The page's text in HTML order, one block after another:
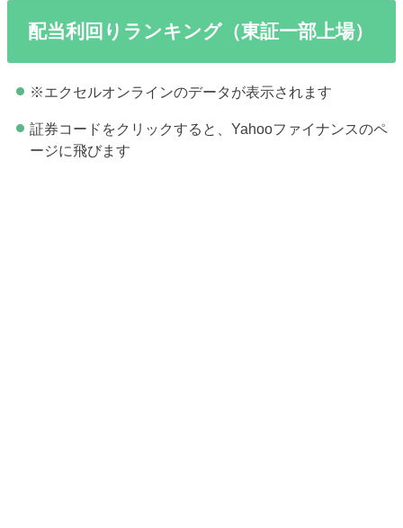
配当利回りランキング（東証一部上場）
※エクセルオンラインのデータが表示されます
証券コードをクリックすると、Yahooファイナンスのペ
ージに飛びます